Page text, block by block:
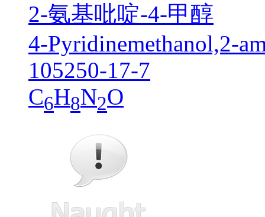
2-氨基吡啶-4-甲醇
4-Pyridinemethanol,2-
105250-17-7
C6H8N2O